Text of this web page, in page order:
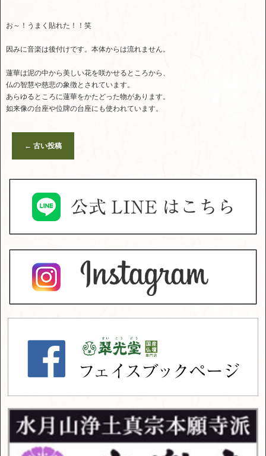
お～！うまく貼れた！！笑
因みに音楽は後付けです。本体からは流れません。
蓮華は泥の中から美しい花を咲かせるところから、
仏の智慧や慈悲の象徴とされています。
あらゆるところに蓮華をかたどった物があります。
如来像の台座や位牌の台座にも使われています。
← 古い投稿